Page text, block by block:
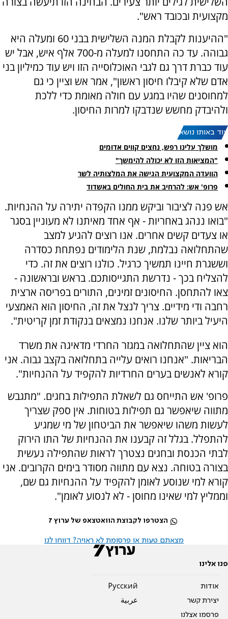
מקצועית ובכובד ראש".
"ההיענות לקבלת המנה השלישית בבני 60 ומעלה היא
גבוהה. עד כה התחסנו למעלה מ-700 אלף איש, אבל יש
עוד כברת דרך גם לגבי האוכלוסייה הזו ויש עוד כמיליון בני
אדם שלא קיבלו חיסון ראשון", אמר אש וציין כי גם
למחוסנים שהיו במגע עם חולה מאומת כדי ללכת
ולהיבדק מחשש שנדבקו למרות החיסון.
עוד באותו נושא:
מושלך עלינו רפש, נחצים קווים אדומים
"המציאות הזו לא יכולה להימשך"
הוועדה המקצועית הגישה את המלצותיה לשר
פרופ' אש: להרחיב את בית החולים באשדוד
אש פנה לציבור וביקש ממנו הקפדה יתירה על ההנחיות.
"בואו ננהג באחריות - אף אחד מאיתנו לא מעוניין בסגר
או צעדים קשים אחרים. אנו רוצים להגיע למצב
שהתחלואה נבלמת, שנת הלימודים נפתחת כסדרה
וששגרת חיינו תמשיך כרגיל. כולנו רוצים את זה. כדי
להצליח בכך - נדרשת התגייסותכם. בראש ובראשונה -
צאו להתחסן. החיסונים זמינים, התורים בפריסה ארצית
רחבה ודי מידיים. צריך לנצל את זה, החיסון הוא האמצעי
היעיל ביותר שלנו. אנחנו נמצאים בנקודת זמן קריטית".
הוא ציין שהתחלואה במגזר החרדי מדאיגה את משרד
הבריאות. "אנחנו רואים עלייה בתחלואה בקצב גבוה. אני
קורא לאנשים בערים החרדיות להקפיד על ההנחיות".
פרופ' אש התייחס גם לשאלת התפילות בחגים. "מתגבש
מתווה שיאפשר גם תפילות בטוחות. אין ספק שצריך
לעשות משהו שיאפשר את הביטחון של מי שמגיע
להתפלל. בגלל זה קבענו את ההנחיות של התו הירוק
לבתי הכנסת ובחגים נצטרך לראות שהתפילה נעשית
בצורה בטוחה. נצא עם מתווה מסודר בימים הקרובים. אני
קורא למי שנוסע לאומן להקפיד על ההנחיות גם שם,
וממליץ למי שאינו מחוסן - לא לנסוע לאומן".
הצטרפו לקבוצת הוואטצאפ של ערוץ 7
מצאתם טעות או פרסומת לא ראויה? דווחו לנו
פנו אלינו
אודות
יצירת קשר
פרסמו אצלנו
Pусский
عربية